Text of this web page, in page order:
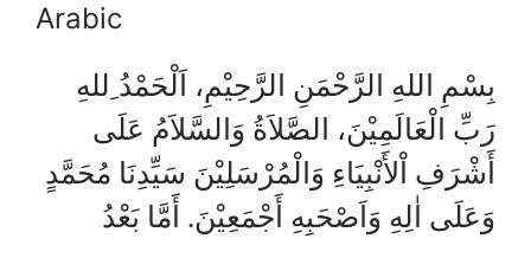
Arabic
بِسْمِ اللهِ الرَّحْمَنِ الرَّحِيْمِ، اَلْحَمْدُ ِللهِ
رَبِّ الْعَالَمِيْنَ، الصَّلاَةُ وَالسَّلاَمُ عَلَى
أَشْرَفِ اْلأَنْبِيَاءِ وَالْمُرْسَلِيْنَ سَيِّدِنَا مُحَمَّدٍ
وَعَلَى اٰلِهِ وَاَصْحَبِهِ أَجْمَعِيْنَ. أَمَّا بَعْدُ